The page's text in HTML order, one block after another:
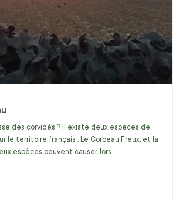
des corvidés ? Il existe deux espèces de
le territoire français : Le Corbeau Freux, et la
espèces peuvent causer, lors